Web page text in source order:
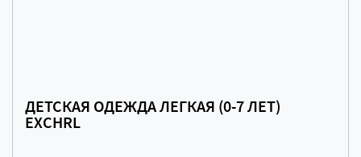
ДЕТСКАЯ ОДЕЖДА ЛЕГКАЯ (0-7 ЛЕТ)
EXCHRL